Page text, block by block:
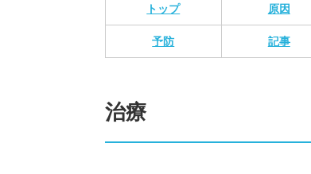
トップ 原因
予防 記事
治療